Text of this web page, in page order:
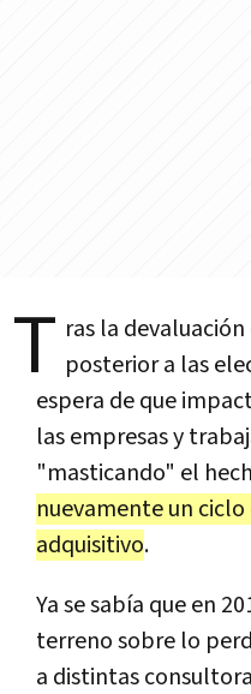
T ras la
posterior a las
espera de que
las empresas y
"masticando" el
nuevamente un
adquisitivo.
Ya se sabía que en
terreno sobre lo
a distintas